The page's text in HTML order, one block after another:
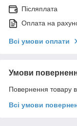
Післяплата
Оплата на
Всі умови оплати
Умови
Повернення товару
Всі умови